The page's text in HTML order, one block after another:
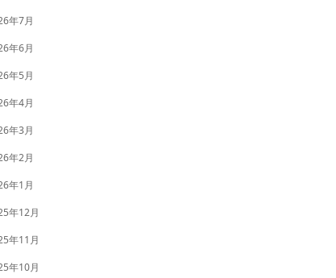
年7月
年6月
年5月
年4月
年3月
年2月
年1月
年12月
年11月
年10月